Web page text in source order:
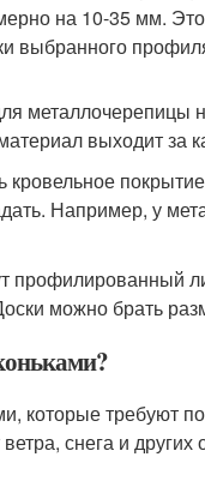
на 10-35 мм.
выбранного
выходит за
Например, у
профилированный
можно брать
которые требуют
снега и